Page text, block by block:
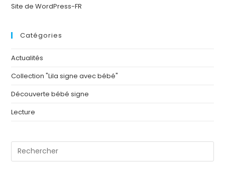
Site de WordPress-FR
Catégories
Actualités
Collection "Lila signe avec bébé"
Découverte bébé signe
Lecture